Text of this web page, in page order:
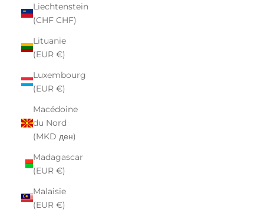
Liechtenstein
(CHF CHF)
Lituanie
(EUR €)
Luxembourg
(EUR €)
Macédoine
du Nord
(MKD ден)
Madagascar
(EUR €)
Malaisie
(EUR €)